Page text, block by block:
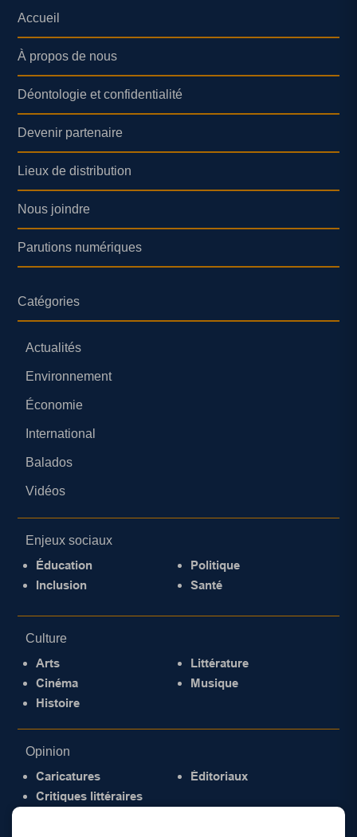
Accueil
À propos de nous
Déontologie et confidentialité
Devenir partenaire
Lieux de distribution
Nous joindre
Parutions numériques
Catégories
Actualités
Environnement
Économie
International
Balados
Vidéos
Enjeux sociaux
Éducation
Inclusion
Politique
Santé
Culture
Arts
Cinéma
Histoire
Littérature
Musique
Opinion
Caricatures
Critiques littéraires
Éditoriaux